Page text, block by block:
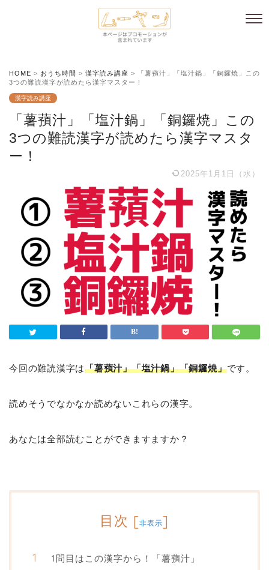
HOME > おうち時間 > 漢字読み講座 >
「薯蕷汁」「塩汁鍋」「銅鑼焼」この
3つの難読漢字が読めたら漢字マスター！
漢字読み講座
「薯蕷汁」「塩汁鍋」「銅鑼焼」この
3つの難読漢字が読めたら漢字マスタ
ー！
2025年1月1日（水）
今回の難読漢字は「薯蕷汁」「塩汁鍋」「銅鑼焼」です。
読めそうでなかなか読めないこれらの漢字。
あなたは全部読むことができますますか？
目次 [非表示]
1問目はこの漢字から！「薯蕷汁」